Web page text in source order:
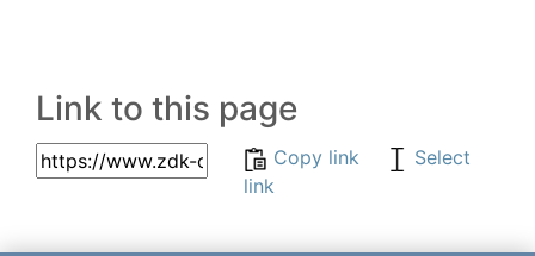
Link to this page
Copy link
Select
link